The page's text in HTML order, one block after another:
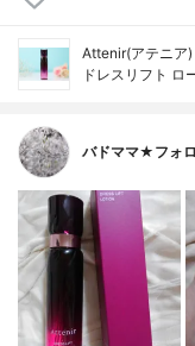
Attenir(アテニア)
ドレスリフト ロ
バドママ★フォ